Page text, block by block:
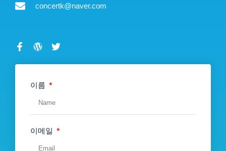
concertk@naver.com
F
a
c
W
o
r
P
r
e
s
T
i
r
이름
이메일